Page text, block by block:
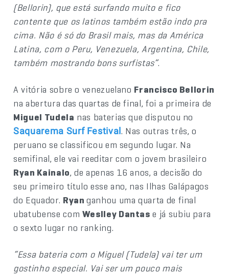
(Bellorin), que está surfando muito e fico
contente que os latinos também estão indo pra
cima. Não é só do Brasil mais, mas da América
Latina, com o Peru, Venezuela, Argentina, Chile,
também mostrando bons surfistas”.
A vitória sobre o venezuelano Francisco Bellorin
na abertura das quartas de final, foi a primeira de
Miguel Tudela nas baterias que disputou no
Saquarema Surf Festival. Nas outras três, o
peruano se classificou em segundo lugar. Na
semifinal, ele vai reeditar com o jovem brasileiro
Ryan Kainalo, de apenas 16 anos, a decisão do
seu primeiro título esse ano, nas Ilhas Galápagos
do Equador. Ryanganhou uma quarta de final
ubatubense com Weslley Dantas e já subiu para
o sexto lugar no ranking.
“Essa bateria com o Miguel (Tudela) vai ter um
gostinho especial. Vai ser um pouco mais